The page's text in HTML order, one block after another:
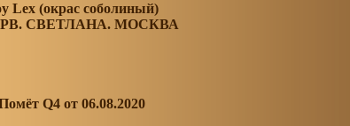
Lex (окрас соболиный)
СВЕТЛАНА. МОСКВА
Q4 от 06.08.2020